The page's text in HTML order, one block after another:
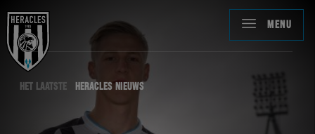
MENU
HET LAATSTE HERACLES NIEUWS